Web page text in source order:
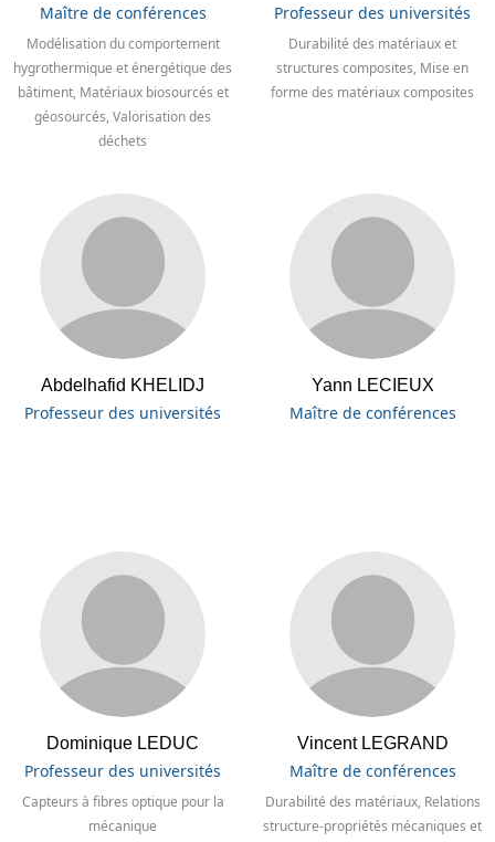
Maître de conférences
Modélisation du comportement
hygrothermique et énergétique des
bâtiment, Matériaux biosourcés et
géosourcés, Valorisation des
déchets
Professeur des universités
Durabilité des matériaux et
structures composites, Mise en
forme des matériaux composites
Abdelhafid KHELIDJ
Professeur des universités
Yann LECIEUX
Maître de conférences
Dominique LEDUC
Professeur des universités
Capteurs à fibres optique pour la
mécanique
Vincent LEGRAND
Maître de conférences
Durabilité des matériaux, Relations
structure-propriétés mécaniques et